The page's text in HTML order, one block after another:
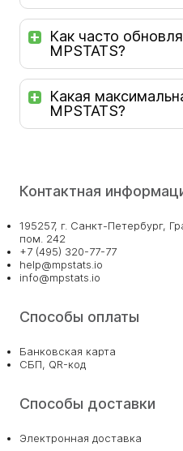
Как часто
MPSTATS?
Какая
MPSTATS?
Контактная
195257, г. Санкт-Петербург,
пом. 242
+7 (495) 320-77-77
help@mpstats.io
info@mpstats.io
Способы оплаты
Банковская карта
СБП, QR-код
Способы доставки
Электронная доставка